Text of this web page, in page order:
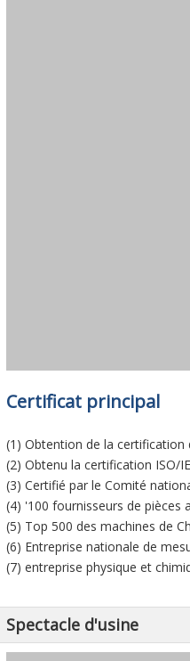
Certificat principal
(1) Obtention de la certification
(2) Obtenu la certification ISO/
(3) Certifié par le Comité
(4) '100 fournisseurs de pièces
(5) Top 500 des machines de
(6) Entreprise nationale de
(7) entreprise physique et
Spectacle d'usine